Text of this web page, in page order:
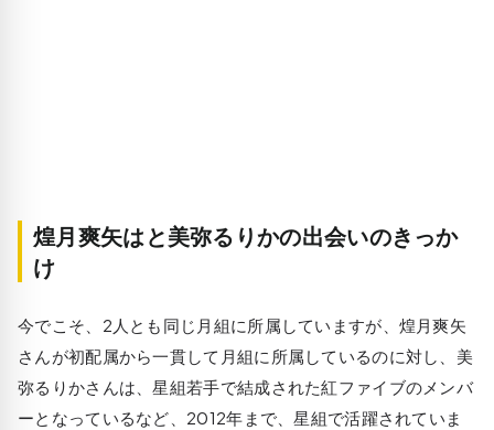
煌月爽矢はと美弥るりかの出会いのきっか
け
今でこそ、2人とも同じ月組に所属していますが、煌月爽矢
さんが初配属から一貫して月組に所属しているのに対し、美
弥るりかさんは、星組若手で結成された紅ファイブのメンバ
ーとなっているなど、2012年まで、星組で活躍されていま